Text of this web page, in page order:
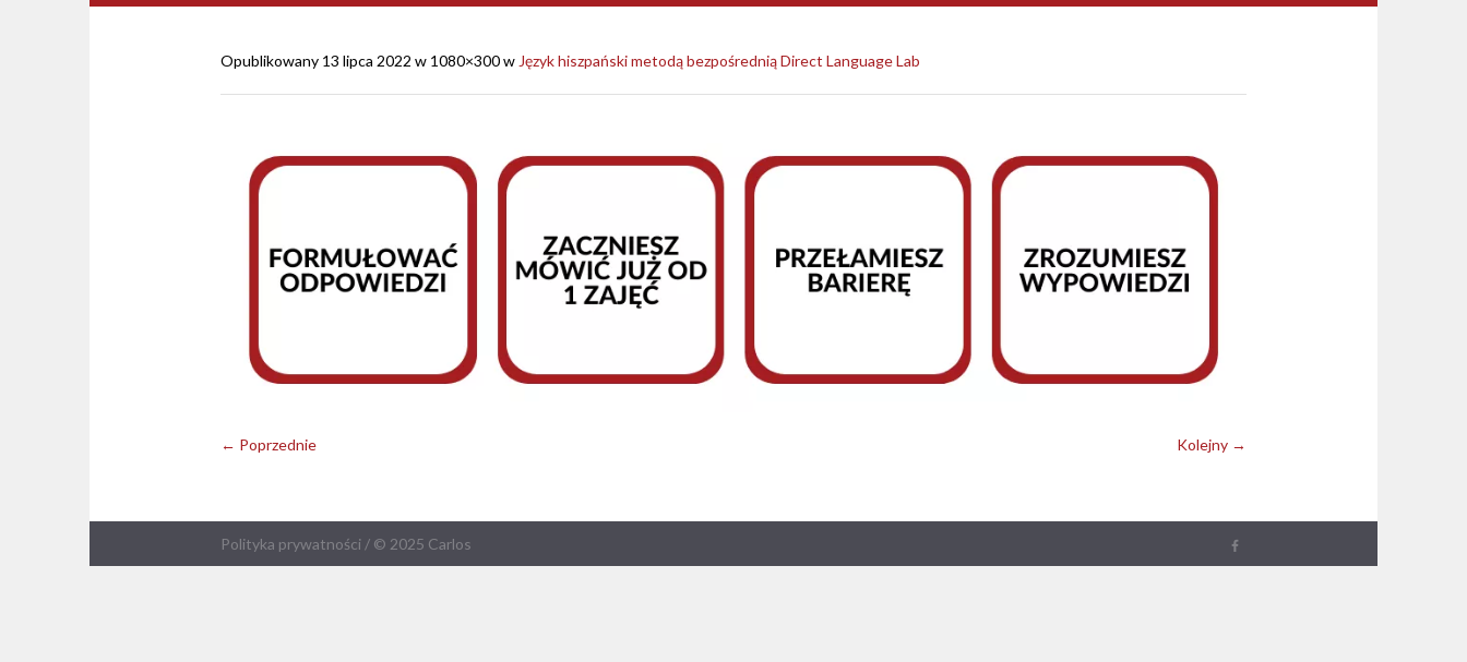
Opublikowany 13 lipca 2022 w 1080×300 w Język hiszpański metodą bezpośrednią Direct Language Lab
← Poprzednie Kolejny →
Polityka prywatności / © 2025 Carlos